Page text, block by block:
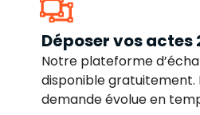
Déposer vos actes
Notre plateforme
disponible
demande évolue en